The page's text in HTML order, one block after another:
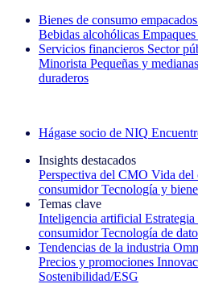
Bienes de consumo empacados
Bebidas alcohólicas Empaques
Servicios financieros Sector
Minorista Pequeñas y
duraderos
Hágase socio de NIQ
Insights destacados
Perspectiva del CMO Vida del
consumidor Tecnología y
Temas clave
Inteligencia artificial Estrategia
consumidor Tecnología de
Tendencias de la industria
Precios y promociones
Sostenibilidad/ESG